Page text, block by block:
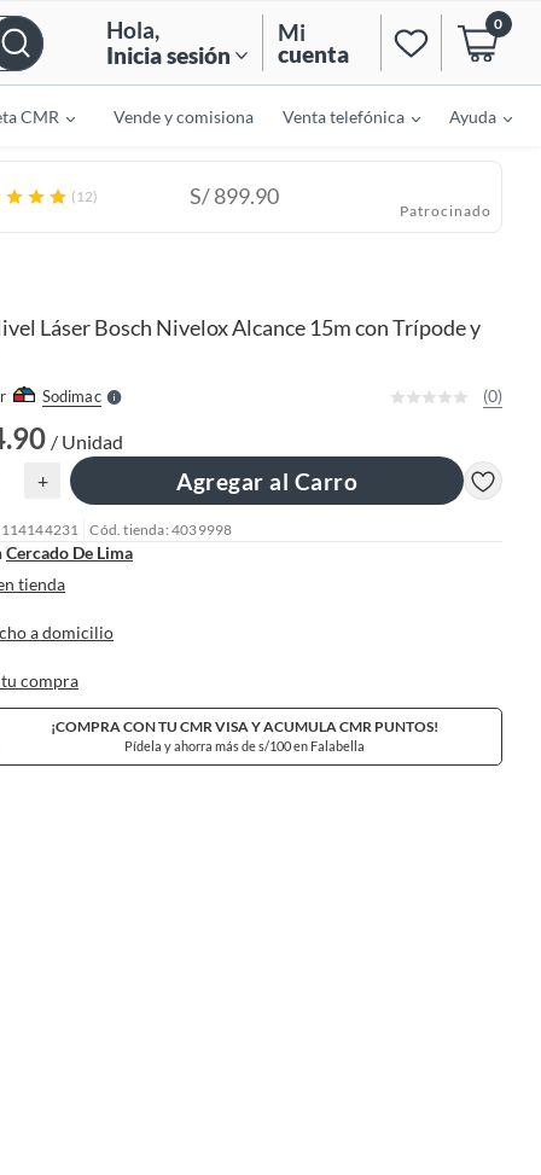
Hola,
Inicia sesión
Mi
cuenta
0
CMR Vende y comisiona Venta telefónica Ayuda
(12) S/899.90
Patrocinado
Láser Bosch Nivelox Alcance 15m con Trípode y
SodimacS
e
r
(0)
/ Unidad
+ Agregar al Carro
Cód. tienda: 4039998
Cercado De Lima
tienda
a domicilio
compra
¡COMPRA CON TU CMR VISA Y ACUMULA CMR PUNTOS!
Pídela y ahorra más de s/100 en Falabella